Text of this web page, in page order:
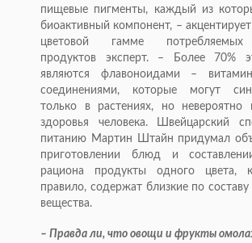
пищевые пигменты, каждый из
биоактивный компонент, –
цветовой гамме потребляемых
продуктов эксперт. – Более 70%
являются флавоноидами –
соединениями, которые могут
только в растениях, но невероятно
здоровья человека. Швейцарский
питанию Мартин Штайн придумал
приготовлении блюд и
рациона продукты одного цвета,
правило, содержат близкие по
вещества.
– Правда ли, что овощи и фрукты